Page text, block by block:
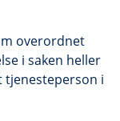
overordnet
i saken heller
tjenesteperson i